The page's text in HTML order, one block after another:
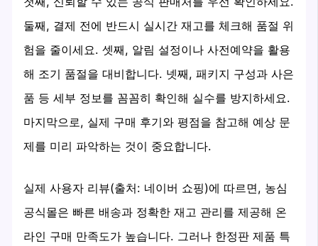
둘째, 결제 전에 반드시 실시간 재고를 체크해 품절 위
험을 줄이세요. 셋째, 알림 설정이나 사전예약을 활용
해 조기 품절을 대비합니다. 넷째, 패키지 구성과 사은
품 등 세부 정보를 꼼꼼히 확인해 실수를 방지하세요.
마지막으로, 실제 구매 후기와 평점을 참고해 예상 문
제를 미리 파악하는 것이 중요합니다.
실제 사용자 리뷰(출처: 네이버 쇼핑)에 따르면, 농심
공식몰은 빠른 배송과 정확한 재고 관리를 제공해 온
라인 구매 만족도가 높습니다. 그러나 한정판 제품 특